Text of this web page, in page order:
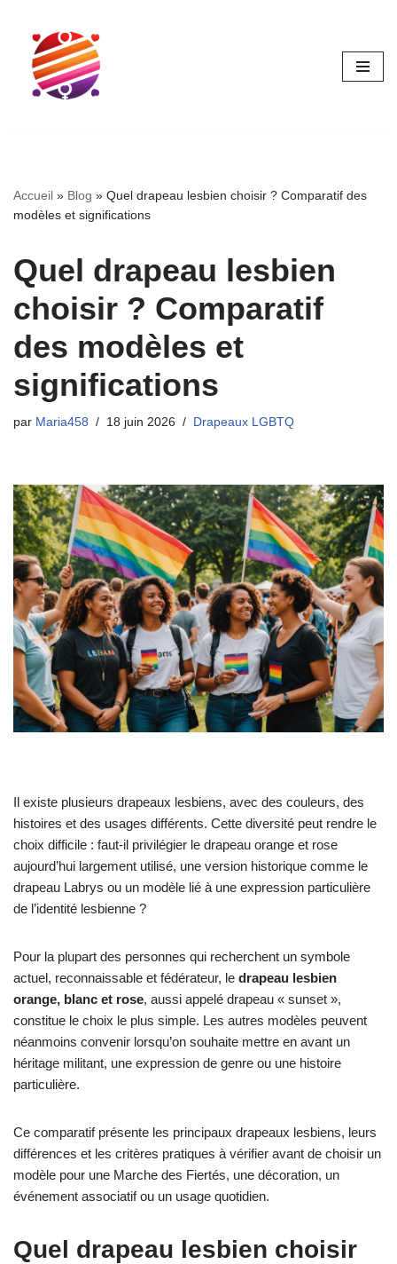
Aller
contenu
Accueil » Blog » Quel drapeau lesbien choisir ? Comparatif des
modèles et significations
Quel drapeau lesbien
choisir ? Comparatif
des modèles et
significations
par Maria458 18 juin 2026 Drapeaux LGBTQ
Il existe plusieurs drapeaux lesbiens, avec des couleurs, des
histoires et des usages différents. Cette diversité peut rendre le
choix difficile : faut-il privilégier le drapeau orange et rose
aujourd’hui largement utilisé, une version historique comme le
drapeau Labrys ou un modèle lié à une expression particulière
de l’identité lesbienne ?
Pour la plupart des personnes qui recherchent un symbole
actuel, reconnaissable et fédérateur, le drapeau lesbien
orange, blanc et rose, aussi appelé drapeau « sunset »,
constitue le choix le plus simple. Les autres modèles peuvent
néanmoins convenir lorsqu’on souhaite mettre en avant un
héritage militant, une expression de genre ou une histoire
particulière.
Ce comparatif présente les principaux drapeaux lesbiens, leurs
différences et les critères pratiques à vérifier avant de choisir un
modèle pour une Marche des Fiertés, une décoration, un
événement associatif ou un usage quotidien.
Quel drapeau lesbien choisir